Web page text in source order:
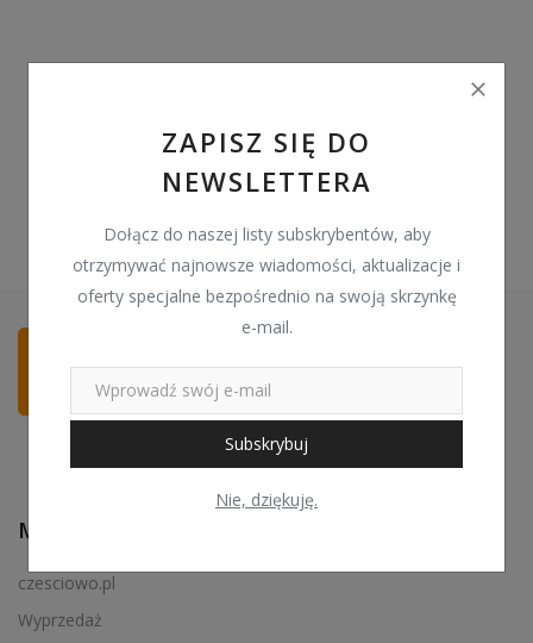
Polski
ZAPISZ SIĘ DO
NEWSLETTERA
Dołącz do naszej listy subskrybentów, aby
otrzymywać najnowsze wiadomości, aktualizacje i
oferty specjalne bezpośrednio na swoją skrzynkę
e-mail.
Subskrybuj
Nie, dziękuję.
Menu podręczne
czesciowo.pl
Wyprzedaż